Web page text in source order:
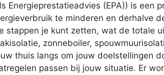
Energieprestatieadvies (EPA)) is een
te minderen en derhalve
stappen je kunt zetten, wat de totale
zonneboiler,
thuis langs om jouw doelstellingen
passen bij jouw situatie. Er